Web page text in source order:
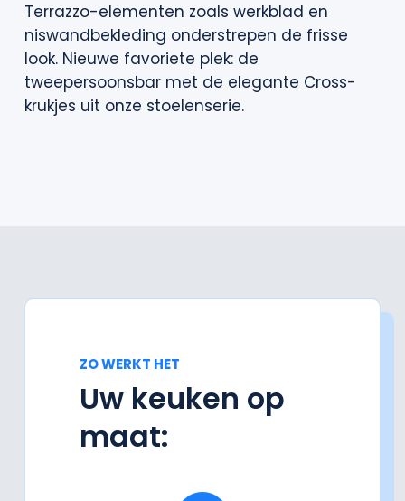
Terrazzo-elementen zoals werkblad en
niswandbekleding onderstrepen de frisse
look. Nieuwe favoriete plek: de
tweepersoonsbar met de elegante Cross-
krukjes uit onze stoelenserie.
ZO WERKT HET
Uw keuken op
maat: